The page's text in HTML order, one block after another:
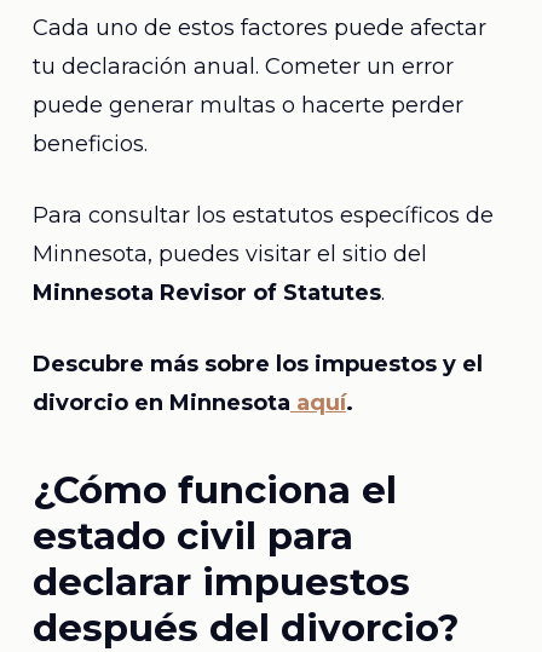
Cada uno de estos factores puede afectar
tu declaración anual. Cometer un error
puede generar multas o hacerte perder
beneficios.
Para consultar los estatutos específicos de
Minnesota, puedes visitar el sitio del
Minnesota Revisor of Statutes.
Descubre más sobre los impuestos y el
divorcio en Minnesota aquí.
¿Cómo funciona el
estado civil para
declarar impuestos
después del divorcio?